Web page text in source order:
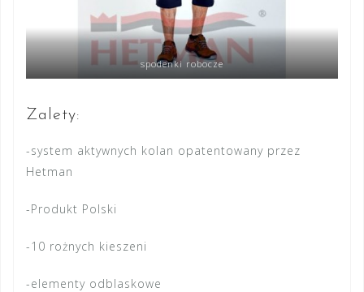
spodenki robocze
Zalety:
-system aktywnych kolan opatentowany przez
Hetman
-Produkt Polski
-10 rożnych kieszeni
-elementy odblaskowe